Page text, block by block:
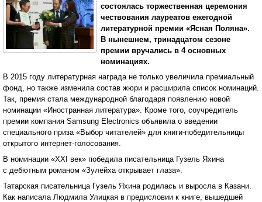
состоялась торжественная церемония
чествования лауреатов ежегодной
литературной премии «Ясная Поляна».
В нынешнем, тринадцатом сезоне
премии вручались в 4 основных
номинациях.
В 2015 году литературная награда не только увеличила премиальный
фонд, но также изменила состав жюри и расширила список номинаций.
Так, премия стала международной благодаря появлению новой
номинации «Иностранная литература». Кроме того, соучредитель
премии компания Samsung Electronics объявила о введении
специального приза «Выбор читателей» для книги-победительницы
открытого интернет-голосования.
В номинации «XXI век» победила писательница Гузель Яхина
с дебютным романом «Зулейха открывает глаза».
Татарская писательница Гузель Яхина родилась и выросла в Казани.
Как написала Людмила Улицкая в предисловии к книге, вышедшей